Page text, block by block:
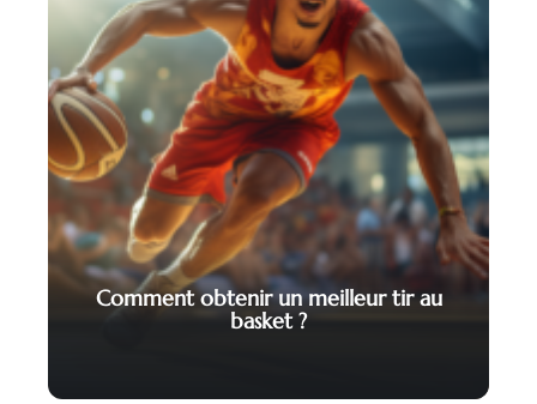
Comment obtenir un meilleur tir au
basket ?